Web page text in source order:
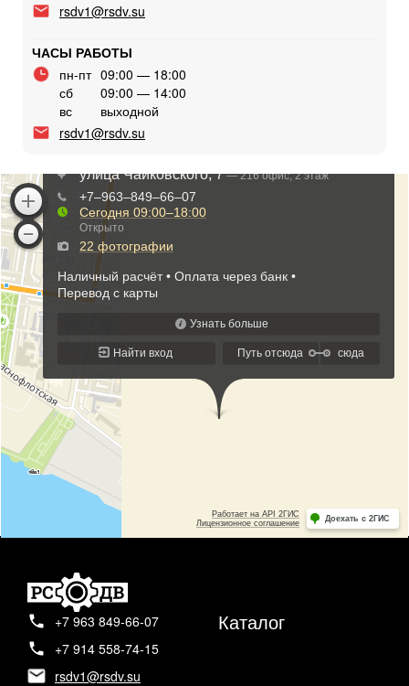
rsdv1@rsdv.su
ЧАСЫ РАБОТЫ
пн-пт 09:00 — 18:00
сб
09:00 — 14:00
вс
выходной
rsdv1@rsdv.su
+7 963 849-66-07
+7 914 558-74-15
rsdv1@rsdv.su
Каталог